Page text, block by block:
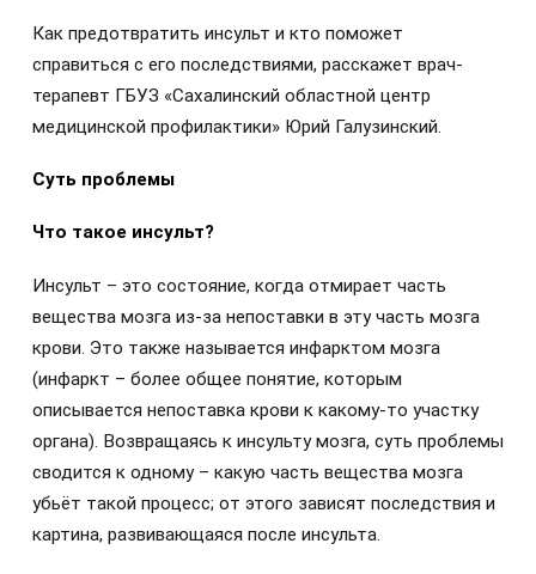
Как предотвратить инсульт и кто поможет
справиться с его последствиями, расскажет врач-
терапевт ГБУЗ «Сахалинский областной центр
медицинской профилактики» Юрий Галузинский.
Суть проблемы
Что такое инсульт?
Инсульт – это состояние, когда отмирает часть
вещества мозга из-за непоставки в эту часть мозга
крови. Это также называется инфарктом мозга
(инфаркт – более общее понятие, которым
описывается непоставка крови к какому-то участку
органа). Возвращаясь к инсульту мозга, суть проблемы
сводится к одному – какую часть вещества мозга
убьёт такой процесс; от этого зависят последствия и
картина, развивающаяся после инсульта.